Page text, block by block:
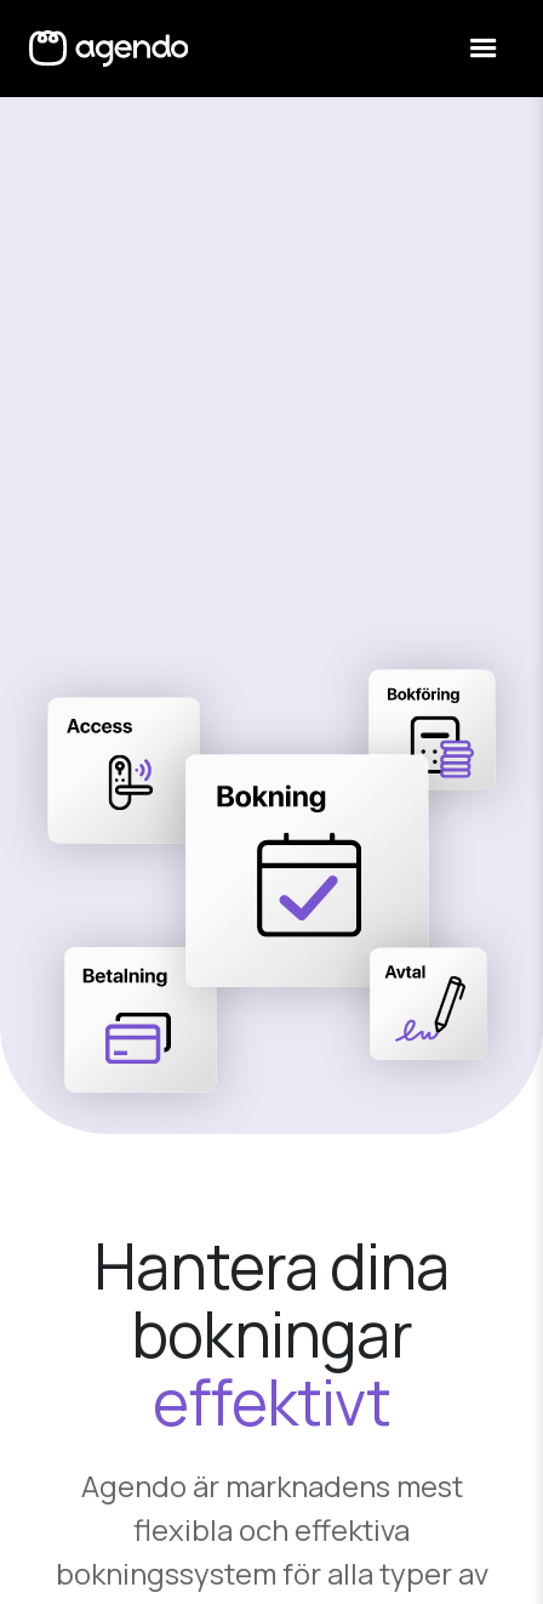
Hantera dina
bokningar
effektivt
Agendo är marknadens mest
flexibla och effektiva
bokningssystem för alla typer av